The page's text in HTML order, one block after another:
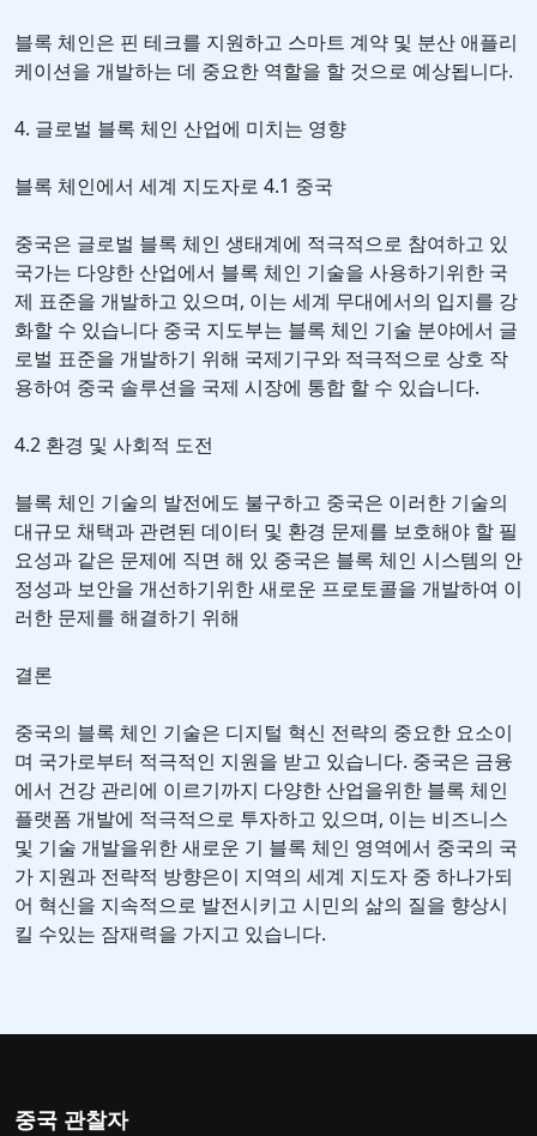
블록 체인은 핀 테크를 지원하고 스마트 계약 및 분산 애플리
케이션을 개발하는 데 중요한 역할을 할 것으로 예상됩니다.
4. 글로벌 블록 체인 산업에 미치는 영향
블록 체인에서 세계 지도자로 4.1 중국
중국은 글로벌 블록 체인 생태계에 적극적으로 참여하고 있
국가는 다양한 산업에서 블록 체인 기술을 사용하기위한 국
제 표준을 개발하고 있으며, 이는 세계 무대에서의 입지를 강
화할 수 있습니다 중국 지도부는 블록 체인 기술 분야에서 글
로벌 표준을 개발하기 위해 국제기구와 적극적으로 상호 작
용하여 중국 솔루션을 국제 시장에 통합 할 수 있습니다.
4.2 환경 및 사회적 도전
블록 체인 기술의 발전에도 불구하고 중국은 이러한 기술의
대규모 채택과 관련된 데이터 및 환경 문제를 보호해야 할 필
요성과 같은 문제에 직면 해 있 중국은 블록 체인 시스템의 안
정성과 보안을 개선하기위한 새로운 프로토콜을 개발하여 이
러한 문제를 해결하기 위해
결론
중국의 블록 체인 기술은 디지털 혁신 전략의 중요한 요소이
며 국가로부터 적극적인 지원을 받고 있습니다. 중국은 금융
에서 건강 관리에 이르기까지 다양한 산업을위한 블록 체인
플랫폼 개발에 적극적으로 투자하고 있으며, 이는 비즈니스
및 기술 개발을위한 새로운 기 블록 체인 영역에서 중국의 국
가 지원과 전략적 방향은이 지역의 세계 지도자 중 하나가되
어 혁신을 지속적으로 발전시키고 시민의 삶의 질을 향상시
킬 수있는 잠재력을 가지고 있습니다.
중국 관찰자